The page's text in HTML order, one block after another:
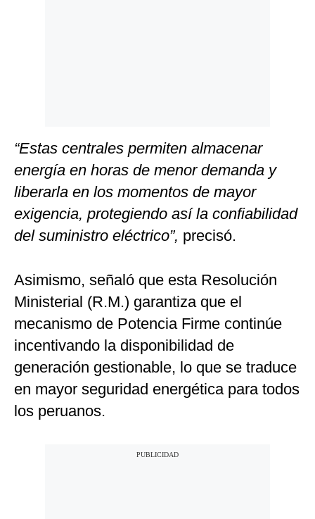
“Estas centrales permiten almacenar
energía en horas de menor demanda y
liberarla en los momentos de mayor
exigencia, protegiendo así la confiabilidad
del suministro eléctrico”, precisó.
Asimismo, señaló que esta Resolución
Ministerial (R.M.) garantiza que el
mecanismo de Potencia Firme continúe
incentivando la disponibilidad de
generación gestionable, lo que se traduce
en mayor seguridad energética para todos
los peruanos.